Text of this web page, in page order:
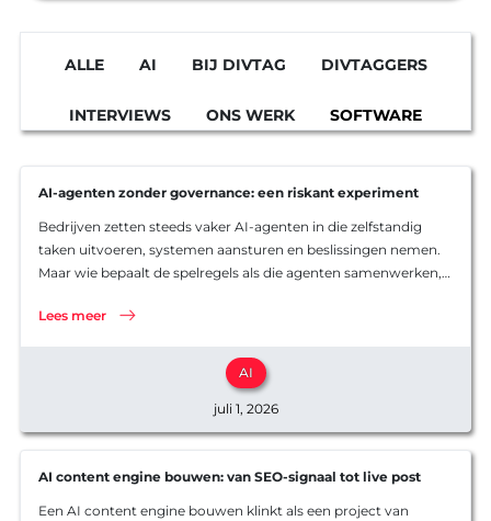
ALLE AI BIJ DIVTAG DIVTAGGERS
INTERVIEWS ONS WERK SOFTWARE
TECHNIEK WERKWIJZE
AI-agenten zonder governance: een riskant experiment
Bedrijven zetten steeds vaker AI-agenten in die zelfstandig
taken uitvoeren, systemen aansturen en beslissingen nemen.
Maar wie bepaalt de spelregels als die agenten samenwerken,
de vraag die governance…
Lees meer
AI
juli 1, 2026
AI content engine bouwen: van SEO-signaal tot live post
Een AI content engine bouwen klinkt als een project van